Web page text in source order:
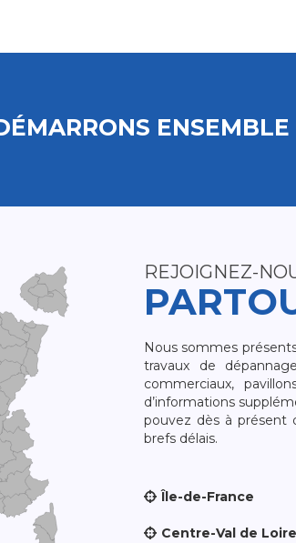
ENSEMBLE
REJOIGNEZ-
Nous sommes
travaux de
commerciaux,
d’informations
pouvez dès à présent
brefs délais.
Île-de-France
Centre-Val de Loire